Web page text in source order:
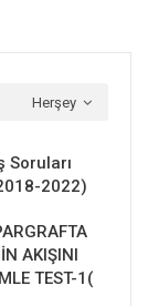
Herşey
Soruları
2022)
AKIŞINI
TEST-1(